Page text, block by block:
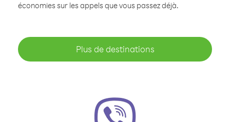
économies sur les appels que vous passez déjà.
Plus de destinations